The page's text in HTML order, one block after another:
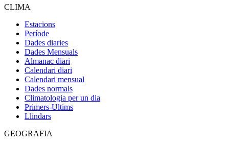
CLIMA
Estacions
Període
Dades diaries
Dades Mensuals
Almanac diari
Calendari diari
Calendari mensual
Dades normals
Climatologia per un dia
Primers-Ultims
Llindars
GEOGRAFIA